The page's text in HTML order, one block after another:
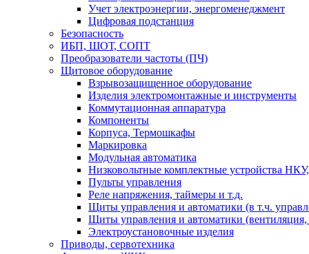
Учет электроэнергии, энергоменеджмент
Цифровая подстанция
Безопасность
ИБП, ШОТ, СОПТ
Преобразователи частоты (ПЧ)
Щитовое оборудование
Взрывозащищенное оборудование
Изделия электромонтажные и инструменты
Коммутационная аппаратура
Компоненты
Корпуса, Термошкафы
Маркировка
Модульная автоматика
Низковольтные комплектные устройства
Пульты управления
Реле напряжения, таймеры и т.д.
Щиты управления и автоматики (в т.ч.
Щиты управления и автоматики (вентиляция,
Электроустановочные изделия
Приводы, сервотехника